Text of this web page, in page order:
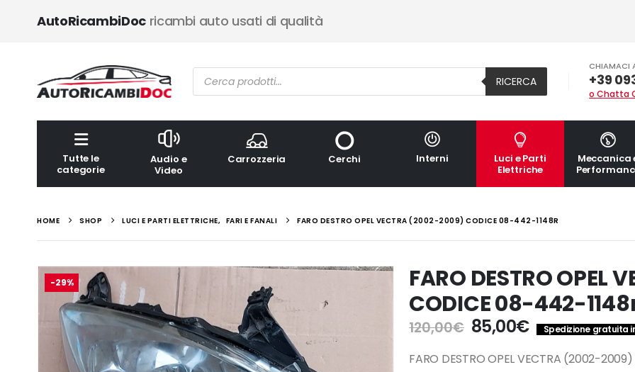
AutoRicambiDocricambi auto usati di qualità
Ricerca
prodotti RICERCA
CHIAMACI
+39
o Chatta
Tutte le
categorie
Audio e
Video
Carrozzeria Cerchi Interni
Luci e Parti
Elettriche
Meccanica
HOME SHOP LUCI E PARTI ELETTRICHE, FARI E FANALI FARO DESTRO OPEL VECTRA (2002-2009) CODICE 08-442-1148R
-29%
FARO DESTRO OPEL
CODICE 08-442-
120,00€ Il
prezzo
originale
85,00€Il
prezzo
attuale
Spedizione gratuita
FARO DESTRO OPEL VECTRA (2002-